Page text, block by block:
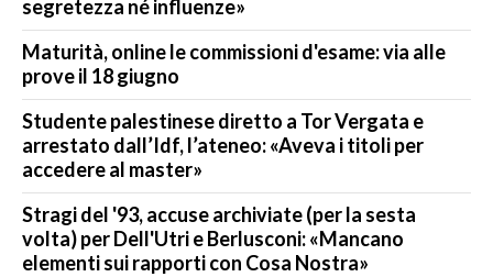
segretezza né influenze»
Maturità, online le commissioni d'esame: via alle
prove il 18 giugno
Studente palestinese diretto a Tor Vergata e
arrestato dall’Idf, l’ateneo: «Aveva i titoli per
accedere al master»
Stragi del '93, accuse archiviate (per la sesta
volta) per Dell'Utri e Berlusconi: «Mancano
elementi sui rapporti con Cosa Nostra»